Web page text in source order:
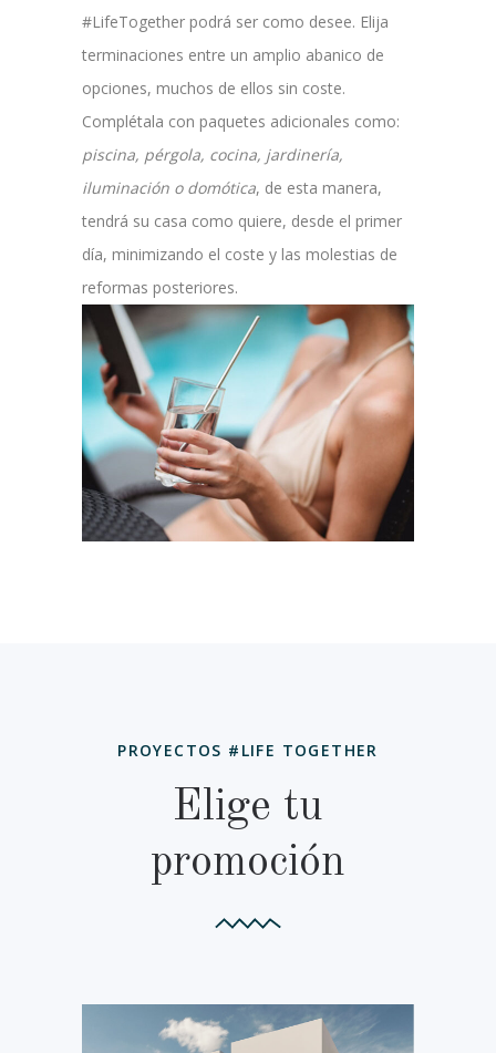
#LifeTogether podrá ser como desee. Elija
terminaciones entre un amplio abanico de
opciones, muchos de ellos sin coste.
Complétala con paquetes adicionales como:
piscina, pérgola, cocina, jardinería,
iluminación o domótica, de esta manera,
tendrá su casa como quiere, desde el primer
día, minimizando el coste y las molestias de
reformas posteriores.
PROYECTOS #LIFE TOGETHER
Elige tu
promoción